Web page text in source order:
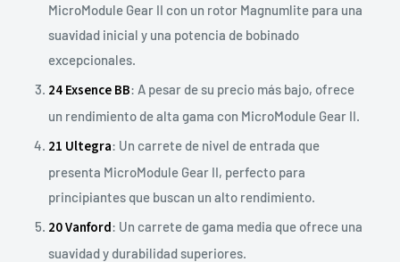
MicroModule Gear II con un rotor Magnumlite para una
suavidad inicial y una potencia de bobinado
excepcionales.
24 Exsence BB: A pesar de su precio más bajo, ofrece
un rendimiento de alta gama con MicroModule Gear II.
21 Ultegra: Un carrete de nivel de entrada que
presenta MicroModule Gear II, perfecto para
principiantes que buscan un alto rendimiento.
20 Vanford: Un carrete de gama media que ofrece una
suavidad y durabilidad superiores.